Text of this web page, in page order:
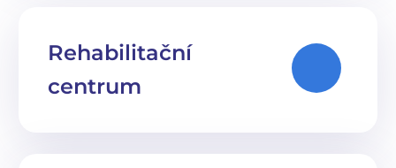
Rehabilitační
centrum